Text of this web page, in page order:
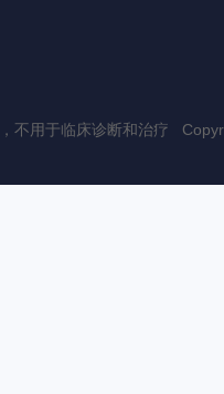
不用于临床诊断和治疗